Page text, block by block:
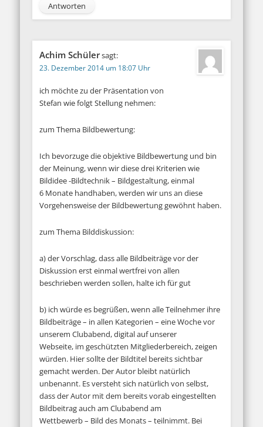
Antworten
Achim Schülersagt:
23. Dezember 2014 um 18:07 Uhr
ich möchte zu der Präsentation von
Stefan wie folgt Stellung nehmen:
zum Thema Bildbewertung:
Ich bevorzuge die objektive Bildbewertung und bin
der Meinung, wenn wir diese drei Kriterien wie
Bildidee -Bildtechnik – Bildgestaltung, einmal
6 Monate handhaben, werden wir uns an diese
Vorgehensweise der Bildbewertung gewöhnt haben.
zum Thema Bilddiskussion:
a) der Vorschlag, dass alle Bildbeiträge vor der
Diskussion erst einmal wertfrei von allen
beschrieben werden sollen, halte ich für gut
b) ich würde es begrüßen, wenn alle Teilnehmer ihre
Bildbeiträge – in allen Kategorien – eine Woche vor
unserem Clubabend, digital auf unserer
Webseite, im geschützten Mitgliederbereich, zeigen
würden. Hier sollte der Bildtitel bereits sichtbar
gemacht werden. Der Autor bleibt natürlich
unbenannt. Es versteht sich natürlich von selbst,
dass der Autor mit dem bereits vorab eingestellten
Bildbeitrag auch am Clubabend am
Wettbewerb – Bild des Monats – teilnimmt. Bei